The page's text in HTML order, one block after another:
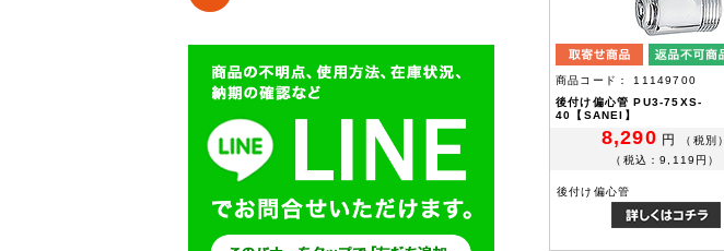
商品コード： 11149700
後付け偏心管 PU3-75XS-
40【SANEI】
8,290 円
（税別）
（税込：9,119円）
後付け偏心管